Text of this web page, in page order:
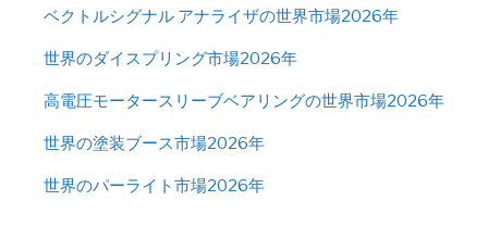
ベクトルシグナル アナライザの世界市場2026年
世界のダイスプリング市場2026年
高電圧モータースリーブベアリングの世界市場2026年
世界の塗装ブース市場2026年
世界のパーライト市場2026年